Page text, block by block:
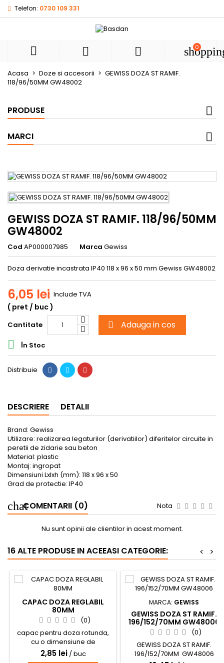
Telefon: 0730 109 331
   0
Acasa Doze si accesorii
GEWISS DOZA ST RAMIF.
118/96/50MM GW48002
PRODUSE
MARCI
GEWISS DOZA ST RAMIF. 118/96/50MM
GW48002
Cod AP000007985 Marca Gewiss
Doza derivatie incastrata IP40 118 x 96 x 50 mm Gewiss GW48002
6,05 lei
( pret / buc )
Include TVA
Cantitate  Adauga in cos
 În Stoc
Distribuie
DESCRIERE DETALII
Brand: Gewiss
Utilizare: realizarea legaturilor (derivatiilor) diferitelor circuite in
peretii de zidarie sau beton
Material: plastic
Montaj: ingropat
Dimensiuni Lxlxh (mm): 118 x 96 x 50
Grad de protectie: IP40
COMENTARII (0) Nota
Nu sunt opinii ale clientilor in acest moment.
16 ALTE PRODUSE IN ACEEASI CATEGORIE: >
<
CAPAC DOZA REGLABIL
80MM
(0)
capac pentru doza rotunda,
cu o dimensiune de
100x100mm
2,85 lei / buc
MARCA: GEWISS
GEWISS DOZA ST RAMIF.
196/152/70MM GW48006
(0)
GEWISS DOZA ST RAMIF.
196/152/70MM GW48006
My wishlists
Create new
((title))
((label))
Autentificare
Ai nevoie sa fii autentificat pentru a salva produsele in
de dorinte.